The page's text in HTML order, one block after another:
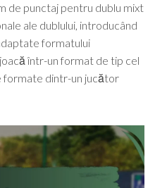
de punctaj pentru dublu mixt
ale dublului, introducând
formatului
într-un format de tip cel
formate dintr-un jucător